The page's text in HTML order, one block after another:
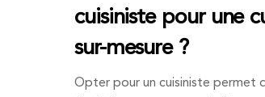
cuisiniste pour une
sur-mesure ?
Opter pour un cuisiniste permet